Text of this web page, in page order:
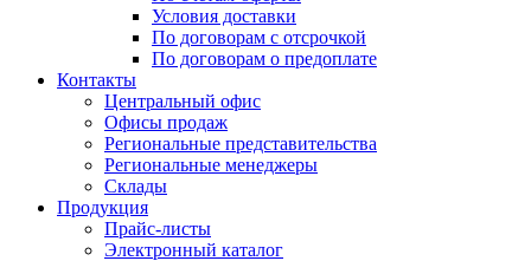
Условия доставки
По договорам с отсрочкой
По договорам о предоплате
Контакты
Центральный офис
Офисы продаж
Региональные представительства
Региональные менеджеры
Склады
Продукция
Прайс-листы
Электронный каталог